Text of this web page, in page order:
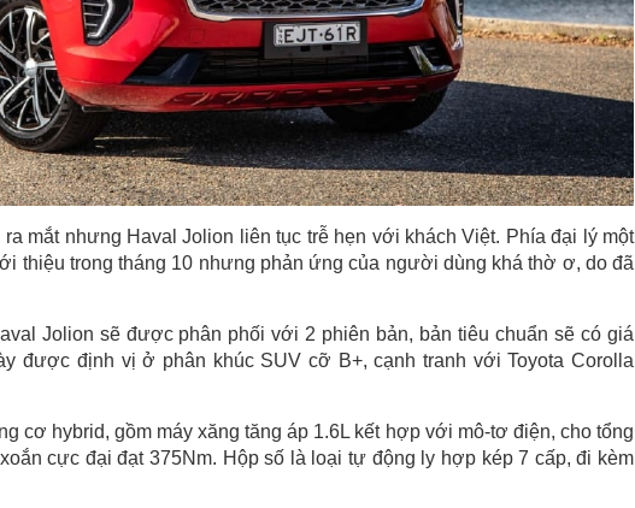
mắt nhưng Haval Jolion liên tục trễ hẹn với khách Việt. Phía đại lý một
thiệu trong tháng 10 nhưng phản ứng của người dùng khá thờ ơ, do đã
Jolion sẽ được phân phối với 2 phiên bản, bản tiêu chuẩn sẽ có giá
được định vị ở phân khúc SUV cỡ B+, cạnh tranh với Toyota Corolla
cơ hybrid, gồm máy xăng tăng áp 1.6L kết hợp với mô-tơ điện, cho tổng
cực đại đạt 375Nm. Hộp số là loại tự động ly hợp kép 7 cấp, đi kèm